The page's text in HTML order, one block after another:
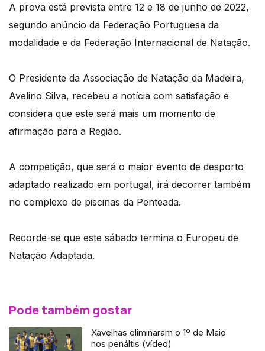
A prova está prevista entre 12 e 18 de junho de 2022,
segundo anúncio da Federação Portuguesa da
modalidade e da Federação Internacional de Natação.
O Presidente da Associação de Natação da Madeira,
Avelino Silva, recebeu a notícia com satisfação e
considera que este será mais um momento de
afirmação para a Região.
A competição, que será o maior evento de desporto
adaptado realizado em portugal, irá decorrer também
no complexo de piscinas da Penteada.
Recorde-se que este sábado termina o Europeu de
Natação Adaptada.
Pode também gostar
Xavelhas eliminaram o 1º de Maio
nos penáltis (vídeo)